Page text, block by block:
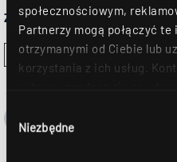
społecznościowym,
Partnerzy mogą połączyć
otrzymanymi od Ciebie lub
korzystania z ich usług.
szczegóły można znaleźć w
Wybór
zgody
Niezbędne
Znak homologacji: